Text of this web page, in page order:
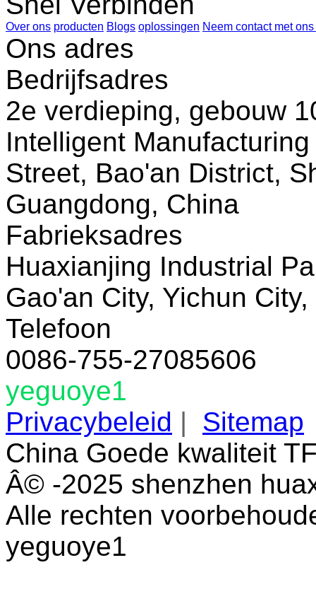
Over ons producten Blogs oplossingen Neem contact met
Ons adres
Bedrijfsadres
2e verdieping, gebouw
Intelligent
Street, Bao'an District,
Guangdong, China
Fabrieksadres
Huaxianjing Industrial
Gao'an City, Yichun
Telefoon
0086-755-27085606
yeguoye1
Privacybeleid | Sitemap
China Goede kwaliteit
Â© -2025 shenzhen
Alle rechten
yeguoye1